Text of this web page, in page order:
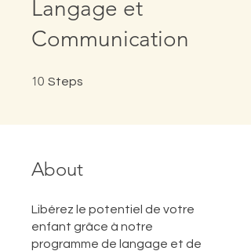
Langage et
Communication
10 Steps
About
Libérez le potentiel de votre
enfant grâce à notre
programme de langage et de